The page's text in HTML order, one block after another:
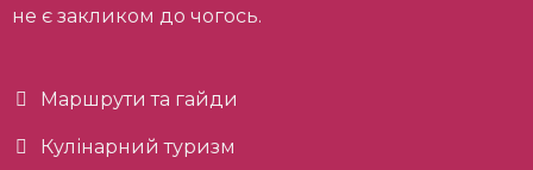
не є закликом до чогось.
Маршрути та гайди
Кулінарний туризм